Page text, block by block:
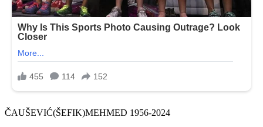
ČAUŠEVIĆ(ŠEFIK)MEHMED 1956-2024